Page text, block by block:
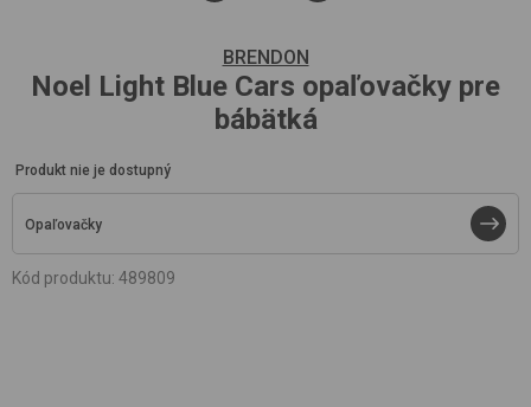
BRENDON
Noel Light Blue Cars opaľovačky pre
bábätká
Produkt nie je dostupný
Opaľovačky
Kód produktu: 489809